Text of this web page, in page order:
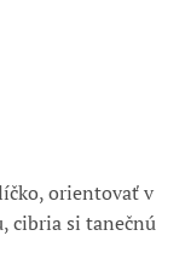
orientovať v
cibria si tanečnú